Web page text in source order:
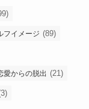
フイメージ (89)
愛からの脱出 (21)